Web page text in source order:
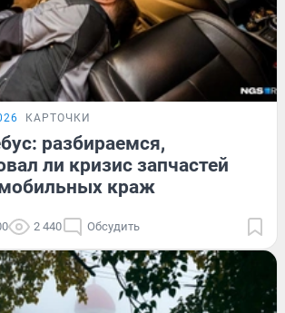
КАРТОЧКИ
разбираемся,
ли кризис запчастей
краж
2 440 Обсудить